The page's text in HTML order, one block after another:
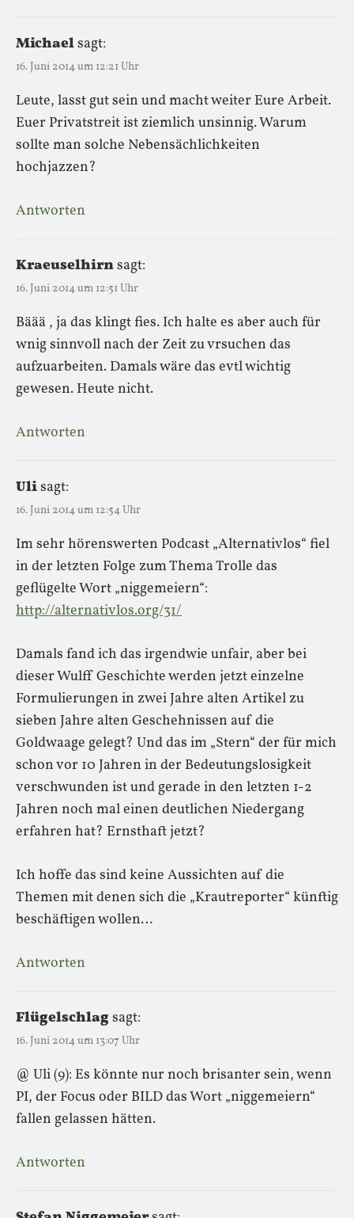
Michaelsagt:
16. Juni 2014 um 12:21 Uhr
Leute, lasst gut sein und macht weiter Eure Arbeit.
Euer Privatstreit ist ziemlich unsinnig. Warum
sollte man solche Nebensächlichkeiten
hochjazzen?
Antworten
Kraeuselhirnsagt:
16. Juni 2014 um 12:51 Uhr
Bäää , ja das klingt fies. Ich halte es aber auch für
wnig sinnvoll nach der Zeit zu vrsuchen das
aufzuarbeiten. Damals wäre das evtl wichtig
gewesen. Heute nicht.
Antworten
Ulisagt:
16. Juni 2014 um 12:54 Uhr
Im sehr hörenswerten Podcast „Alternativlos“ fiel
in der letzten Folge zum Thema Trolle das
geflügelte Wort „niggemeiern“:
http://alternativlos.org/31/
Damals fand ich das irgendwie unfair, aber bei
dieser Wulff Geschichte werden jetzt einzelne
Formulierungen in zwei Jahre alten Artikel zu
sieben Jahre alten Geschehnissen auf die
Goldwaage gelegt? Und das im „Stern“ der für mich
schon vor 10 Jahren in der Bedeutungslosigkeit
verschwunden ist und gerade in den letzten 1-2
Jahren noch mal einen deutlichen Niedergang
erfahren hat? Ernsthaft jetzt?
Ich hoffe das sind keine Aussichten auf die
Themen mit denen sich die „Krautreporter“ künftig
beschäftigen wollen…
Antworten
Flügelschlagsagt:
16. Juni 2014 um 13:07 Uhr
@ Uli (9): Es könnte nur noch brisanter sein, wenn
PI, der Focus oder BILD das Wort „niggemeiern“
fallen gelassen hätten.
Antworten